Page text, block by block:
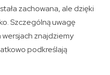
zachowana, ale dzięki
Szczególną uwagę
wersjach znajdziemy
podkreślają